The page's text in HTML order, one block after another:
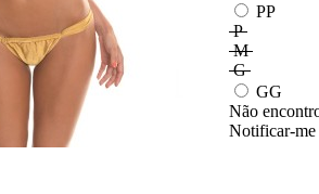
PP
P
M
G
GG
Não
Notificar-me